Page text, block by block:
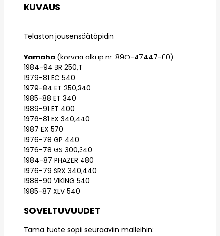
KUVAUS
Telaston jousensäätöpidin
Yamaha (korvaa alkup.nr. 89O-47447-00)
1984-94 BR 250,T
1979-81 EC 540
1979-84 ET 250,340
1985-88 ET 340
1989-91 ET 400
1976-81 EX 340,440
1987 EX 570
1976-78 GP 440
1976-78 GS 300,340
1984-87 PHAZER 480
1976-79 SRX 340,440
1988-90 VIKING 540
1985-87 XLV 540
SOVELTUVUUDET
Tämä tuote sopii seuraaviin malleihin: